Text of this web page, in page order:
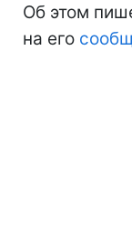
Об этом
на его